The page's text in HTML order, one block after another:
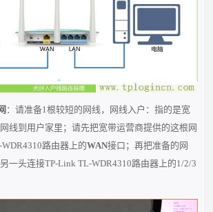
：请准备1根较短的网线，网线入户：指的是宽
线到用户家里；请先把宽带运营商提供的这根网
路由器上的WAN接口；再把准备的网
一头连接TP-Link TL-WDR4310路由器上的1/2/3